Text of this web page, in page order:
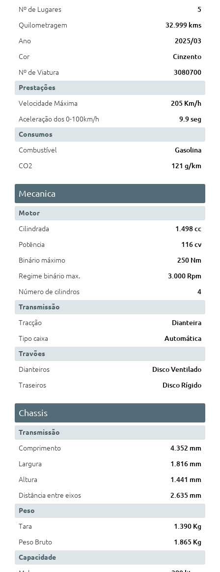
Nº de Lugares
5
Quilometragem
32.999 kms
Ano
2025/03
Cor
Cinzento
Nº de Viatura
3080700
Prestações
Velocidade Máxima
205 Km/h
Aceleração dos 0-100km/h
9.9 seg
Consumos
Combustível
Gasolina
CO2
121 g/km
Mecanica
Motor
Cilindrada
1.498 cc
Potência
116 cv
Binário máximo
250 Nm
Regime binário max.
3.000 Rpm
Número de cilindros
4
Transmissão
Tracção
Dianteira
Tipo caixa
Automática
Travões
Dianteiros
Disco Ventilado
Traseiros
Disco Rígido
Chassis
Transmissão
Comprimento
4.352 mm
Largura
1.816 mm
Altura
1.441 mm
Distância entre eixos
2.635 mm
Peso
Tara
1.390 Kg
Peso Bruto
1.865 Kg
Capacidade